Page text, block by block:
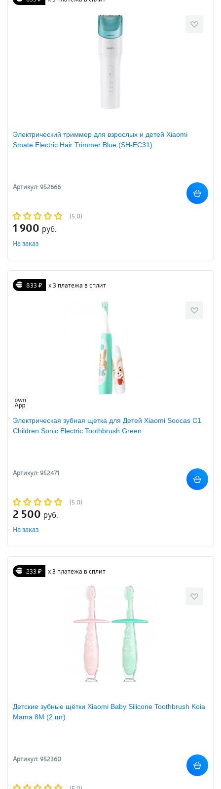
Электрический триммер для взрослых и детей Xiaomi
Smate Electric Hair Trimmer Blue (SH-EC31)
Артикул: 952666
(5.0)
1 900 руб.
На заказ
833 ₽ х 3 платежа в сплит
Электрическая зубная щетка для Детей Xiaomi Soocas С1
Children Sonic Electric Toothbrush Green
Артикул: 952471
(5.0)
2 500 руб.
На заказ
233 ₽ х 3 платежа в сплит
Детские зубные щётки Xiaomi Baby Silicone Toothbrush Koia
Mama 8M (2 шт)
Артикул: 952360